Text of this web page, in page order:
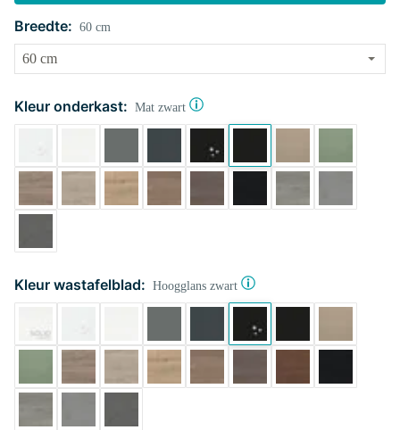
Breedte: 60 cm
Kleur onderkast: Mat zwart
Kleur wastafelblad: Hoogglans zwart